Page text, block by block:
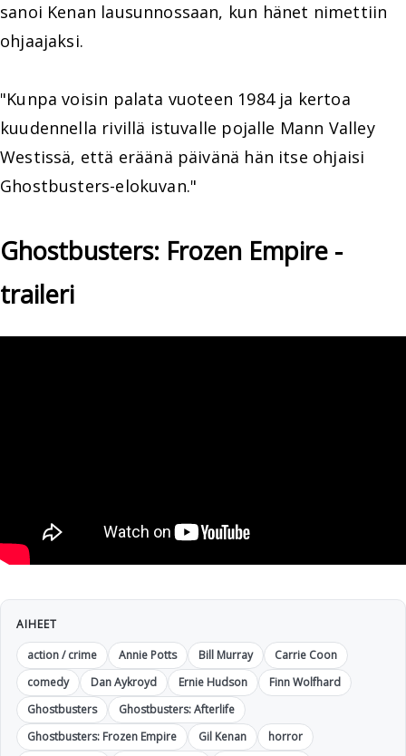
sanoi Kenan lausunnossaan, kun hänet nimettiin
ohjaajaksi.
"Kunpa voisin palata vuoteen 1984 ja kertoa
kuudennella rivillä istuvalle pojalle Mann Valley
Westissä, että eräänä päivänä hän itse ohjaisi
Ghostbusters-elokuvan."
Ghostbusters: Frozen Empire -
traileri
AIHEET
action / crime
Annie Potts Bill Murray
Carrie Coon
comedy
Dan Aykroyd Ernie Hudson
Finn Wolfhard
Ghostbusters
Ghostbusters: Afterlife
Ghostbusters: Frozen Empire
Gil Kenan horror